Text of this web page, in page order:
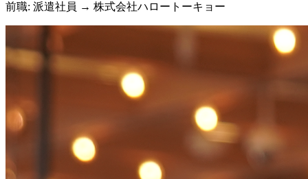
前職: 派遣社員 → 株式会社ハロートーキョー